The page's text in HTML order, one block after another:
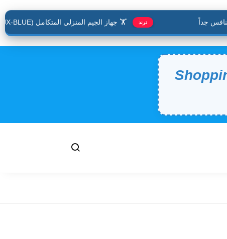
جداً ترند 🏋️ جهاز الجيم المنزلي المتكامل (JX-BLUE).. حافظ على لياقتك وأنت في منزلك